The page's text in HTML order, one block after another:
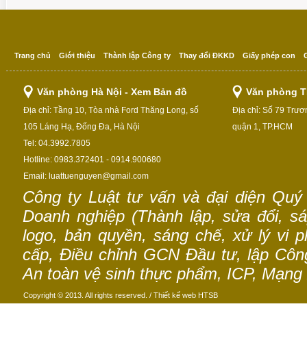
Trang chủ Giới thiệu Thành lập Công ty Thay đổi ĐKKD Giấy phép con
Văn phòng Hà Nội - Xem Bản đồ
Địa chỉ: Tầng 10, Tòa nhà Ford Thăng Long, số
105 Láng Hạ, Đống Đa, Hà Nội
Tel: 04.3992.7805
Hotline: 0983.372401 - 0914.900680
Email: luattuenguyen@gmail.com
Văn phòng
Địa chỉ: Số 79
quận 1, TP.HCM
Công ty Luật tư vấn và đại diện
Doanh nghiệp (Thành lập, sửa đổi,
logo, bản quyền, sáng chế, xử lý vi
cấp, Điều chỉnh GCN Đầu tư, lập
An toàn vệ sinh thực phẩm, ICP,
Copyright © 2013. All rights reserved. / Thiết kế web HTSB